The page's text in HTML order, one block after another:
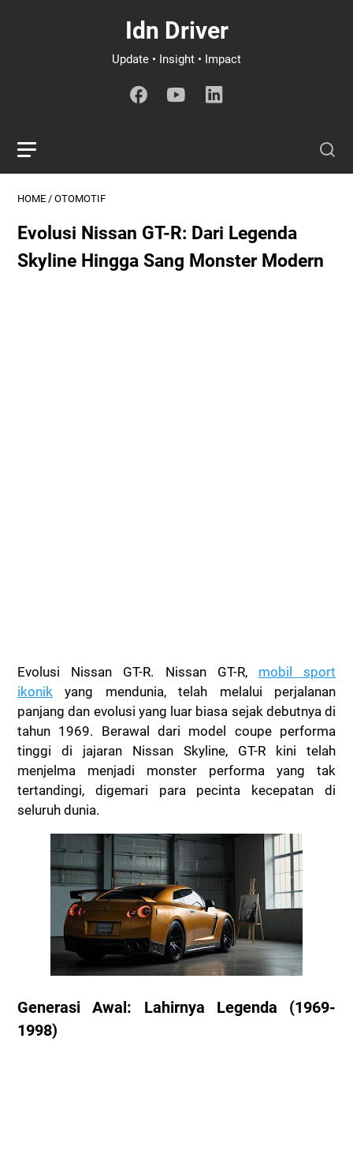
Idn Driver
Update • Insight • Impact
HOME / OTOMOTIF
Evolusi Nissan GT-R: Dari Legenda
Skyline Hingga Sang Monster Modern
Evolusi Nissan GT-R. Nissan GT-R, mobil sport
ikonik yang mendunia, telah melalui perjalanan
panjang dan evolusi yang luar biasa sejak debutnya di
tahun 1969. Berawal dari model coupe performa
tinggi di jajaran Nissan Skyline, GT-R kini telah
menjelma menjadi monster performa yang tak
tertandingi, digemari para pecinta kecepatan di
seluruh dunia.
Generasi Awal: Lahirnya Legenda (1969-
1998)